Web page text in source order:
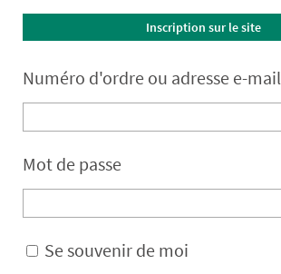
Inscription sur le site
Numéro d'ordre ou adresse e-mail
Mot de passe
Se souvenir de moi